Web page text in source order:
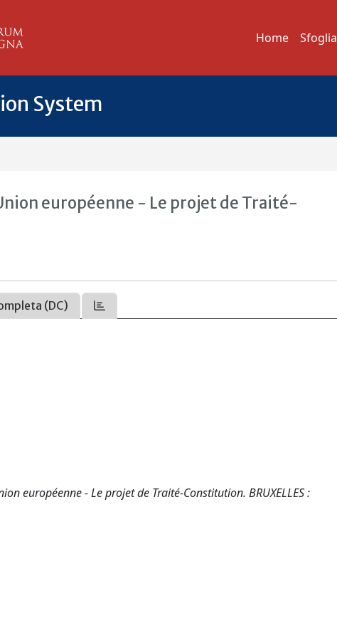
Home Sfoglia
System
européenne - Le projet de Traité-
(DC)
européenne - Le projet de Traité-Constitution. BRUXELLES :